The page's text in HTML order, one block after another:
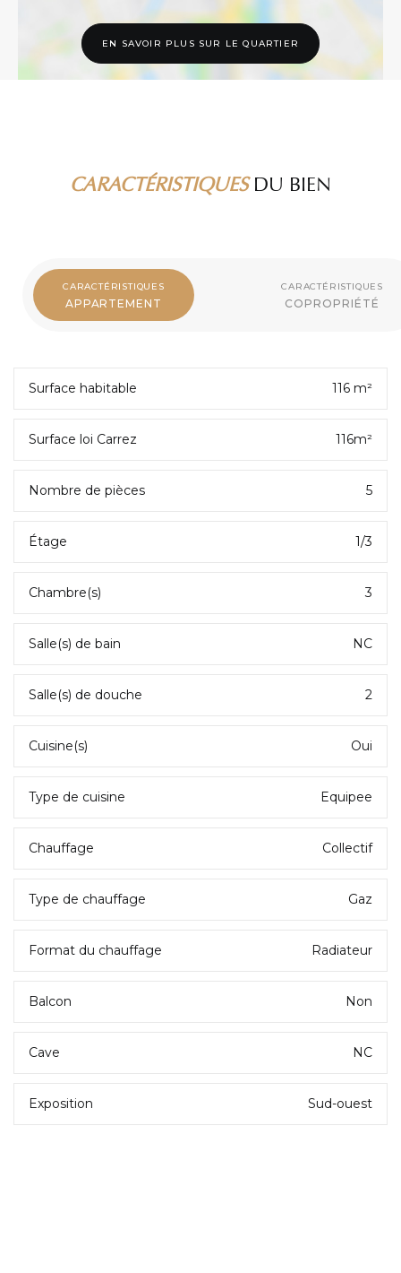
EN SAVOIR PLUS SUR LE QUARTIER
CARACTÉRISTIQUESDU BIEN
CARACTÉRISTIQUES
APPARTEMENT
CARACTÉRISTIQUES
COPROPRIÉTÉ
Surface habitable 116 m²
Surface loi Carrez 116m²
Nombre de pièces 5
Étage 1/3
Chambre(s) 3
Salle(s) de bain NC
Salle(s) de douche 2
Cuisine(s) Oui
Type de cuisine Equipee
Chauffage Collectif
Type de chauffage Gaz
Format du chauffage Radiateur
Balcon Non
Cave NC
Exposition Sud-ouest